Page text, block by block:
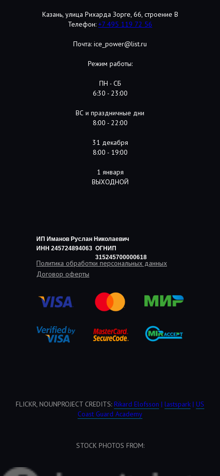
Казань, улица Рихарда Зорге, 66, строение В
Телефон: +7 495 119 72 56
Почта: ice_power@list.ru
Режим работы:
ПН - СБ
6:30 - 23:00
ВС и праздничные дни
8:00 - 22:00
31 декабря
8:00 - 19:00
1 января
ВЫХОДНОЙ
ИП Иманов Руслан Николаевич
ИНН 245724894063 ОГНИП
315245700000618
Политика обработки персональных данных
Договор оферты
FLICKR, NOUNPROJECT CREDITS: Rikard Elofsson | lastspark | US
Coast Guard Academy
STOCK PHOTOS FROM: